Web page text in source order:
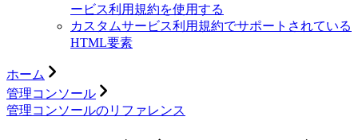
ービス利用規約を使用する
カスタムサービス利用規約でサポートされている
HTML要素
ホーム
管理コンソール
管理コンソールのリファレンス